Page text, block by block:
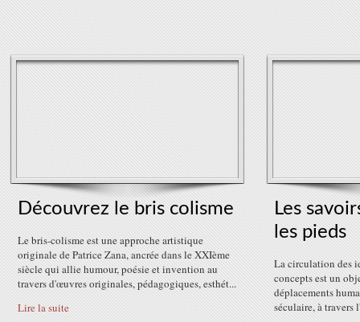
Découvrez le bris colisme
Le bris-colisme est une approche artistique
originale de Patrice Zana, ancrée dans le XXIème
siècle qui allie humour, poésie et invention au
travers d'œuvres originales, pédagogiques, esthét...
Lire la suite
Les
les pieds
La circulation des
concepts est un
déplacements
séculaire, à